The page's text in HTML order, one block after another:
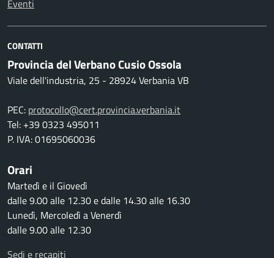
Eventi
CONTATTI
Provincia del Verbano Cusio Ossola
Viale dell'industria, 25 - 28924 Verbania VB
PEC: protocollo@cert.provincia.verbania.it
Tel: +39 0323 495011
P. IVA: 01695060036
Orari
Martedì e il Giovedì
dalle 9.00 alle 12.30 e dalle 14.30 alle 16.30
Lunedì, Mercoledì a Venerdì
dalle 9.00 alle 12.30
Sedi e recapiti